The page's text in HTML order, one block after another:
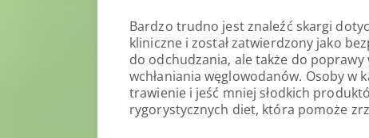
Bardzo trudno jest znaleźć skargi
kliniczne i został zatwierdzony jako
do odchudzania, ale także do
wchłaniania węglowodanów. Osoby w
trawienie i jeść mniej słodkich
rygorystycznych diet, która pomoże